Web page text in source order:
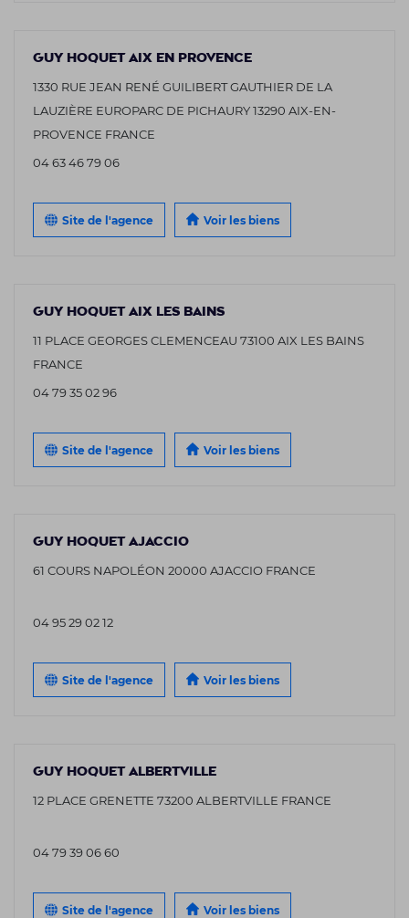
GUY HOQUET AIX EN PROVENCE
1330 RUE JEAN RENÉ GUILIBERT GAUTHIER DE LA
LAUZIÈRE EUROPARC DE PICHAURY 13290 AIX-EN-
PROVENCE FRANCE
04 63 46 79 06
Site de l'agence Voir les biens
GUY HOQUET AIX LES BAINS
11 PLACE GEORGES CLEMENCEAU 73100 AIX LES BAINS
FRANCE
04 79 35 02 96
Site de l'agence Voir les biens
GUY HOQUET AJACCIO
61 COURS NAPOLÉON 20000 AJACCIO FRANCE
04 95 29 02 12
Site de l'agence Voir les biens
GUY HOQUET ALBERTVILLE
12 PLACE GRENETTE 73200 ALBERTVILLE FRANCE
04 79 39 06 60
Site de l'agence Voir les biens